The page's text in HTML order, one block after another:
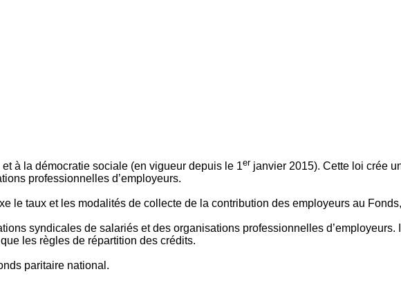
à la démocratie sociale (en vigueur depuis le 1er janvier 2015). Cette loi crée
professionnelles d’employeurs.
le taux et les modalités de collecte de la contribution des employeurs au
syndicales de salariés et des organisations professionnelles d’employeurs.
les règles de répartition des crédits.
paritaire national.